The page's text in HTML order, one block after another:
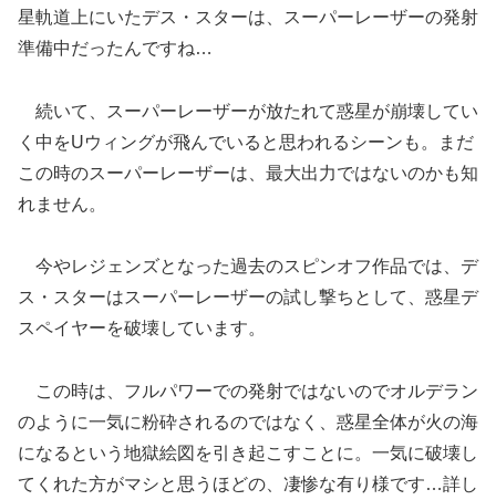
星軌道上にいたデス・スターは、スーパーレーザーの発射
準備中だったんですね…
続いて、スーパーレーザーが放たれて惑星が崩壊してい
く中をUウィングが飛んでいると思われるシーンも。まだ
この時のスーパーレーザーは、最大出力ではないのかも知
れません。
今やレジェンズとなった過去のスピンオフ作品では、デ
ス・スターはスーパーレーザーの試し撃ちとして、惑星デ
スペイヤーを破壊しています。
この時は、フルパワーでの発射ではないのでオルデラン
のように一気に粉砕されるのではなく、惑星全体が火の海
になるという地獄絵図を引き起こすことに。一気に破壊し
てくれた方がマシと思うほどの、凄惨な有り様です…詳し